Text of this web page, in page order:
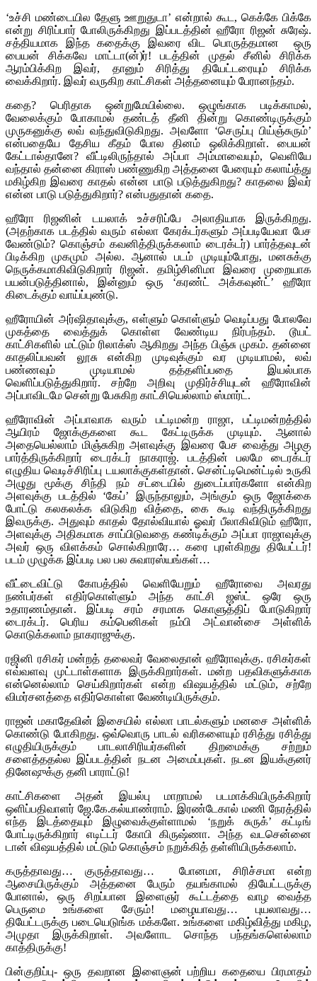
‘உச்சி மண்டையில தேளு ஊறுதுடா’ என்றால் கூட, கெக்கே பிக்கே
என்று சிரிப்பார் போலிருக்கிறது இப்படத்தின் ஹீரோ ரிஜன் சுரேஷ்.
சத்தியமாக இந்த கதைக்கு இவரை விட பொருத்தமான ஒரு
பையன் சிக்கவே மாட்டா(ன்)ர்! படத்தின் முதல் சீனில் சிரிக்க
ஆரம்பிக்கிற இவர், தானும் சிரித்து தியேட்டரையும் சிரிக்க
வைக்கிறார். இவர் வருகிற காட்சிகள் அத்தனையும் பேரானந்தம்.
கதை? பெரிதாக ஒன்றுமேயில்லை. ஒழுங்காக படிக்காமல்,
வேலைக்கும் போகாமல் தண்டத் தீனி தின்று கொண்டிருக்கும்
முருகனுக்கு லவ் வந்துவிடுகிறது. அவளோ ‘செருப்பு பிய்ஞ்சுரும்’
என்பதையே தேசிய கீதம் போல தினம் ஒலிக்கிறாள். பையன்
கேட்டால்தானே? வீட்டிலிருந்தால் அப்பா அம்மாவையும், வெளியே
வந்தால் தன்னை கிராஸ் பண்ணுகிற அத்தனை பேரையும் கலாய்த்து
மகிழ்கிற இவரை காதல் என்ன பாடு படுத்துகிறது? காதலை இவர்
என்ன பாடு படுத்துகிறார்? என்பதுதான் கதை.
ஹீரோ ரிஜனின் டயலாக் உச்சரிப்பே அலாதியாக இருக்கிறது.
(அதற்காக படத்தில் வரும் எல்லா கேரக்டர்களும் அப்படியேவா பேச
வேண்டும்? கொஞ்சம் கவனித்திருக்கலாம் டைரக்டர்) பார்த்தவுடன்
பிடிக்கிற முகமும் அல்ல. ஆனால் படம் முடியும்போது, மனசுக்கு
நெருக்கமாகிவிடுகிறார் ரிஜன். தமிழ்சினிமா இவரை முறையாக
பயன்படுத்தினால், இன்னும் ஒரு ‘கரண்ட் அக்கவுன்ட்’ ஹீரோ
கிடைக்கும் வாய்ப்புண்டு.
ஹீரோயின் அர்ஷிதாவுக்கு, எள்ளும் கொள்ளும் வெடிப்பது போலவே
முகத்தை வைத்துக் கொள்ள வேண்டிய நிர்பந்தம். டூயட்
காட்சிகளில் மட்டும் ரிலாக்ஸ் ஆகிறது அந்த பிஞ்சு முகம். தன்னை
காதலிப்பவன் லூசு என்கிற முடிவுக்கும் வர முடியாமல், லவ்
பண்ணவும் முடியாமல் தத்தளிப்பதை இயல்பாக
வெளிப்படுத்துகிறார். சற்றே அறிவு முதிர்ச்சியுடன் ஹீரோவின்
அப்பாவிடமே சென்று பேசுகிற காட்சியெல்லாம் ஸ்மார்ட்.
ஹீரோவின் அப்பாவாக வரும் பட்டிமன்ற ராஜா, பட்டிமன்றத்தில்
ஆயிரம் ஜோக்குகளை கூட கேட்டிருக்க முடியும். ஆனால்
அதையெல்லாம் மிஞ்சுகிற அளவுக்கு இவரை பேச வைத்து அழகு
பார்த்திருக்கிறார் டைரக்டர் நாகராஜ். படத்தின் பலமே டைரக்டர்
எழுதிய வெடிச்சிரிப்பு டயலாக்குகள்தான். சென்ட்டிமென்ட்டில் உருகி
அழுது மூக்கு சிந்தி நம் சட்டையில் துடைப்பார்களோ என்கிற
அளவுக்கு படத்தில் ‘கேப்’ இருந்தாலும், அங்கும் ஒரு ஜோக்கை
போட்டு கலகலக்க விடுகிற வித்தை, கை கூடி வந்திருக்கிறது
இவருக்கு. அதுவும் காதல் தோல்வியால் ஓவர் பீலாகிவிடும் ஹீரோ,
அளவுக்கு அதிகமாக சாப்பிடுவதை கண்டிக்கும் அப்பா ராஜாவுக்கு
அவர் ஒரு விளக்கம் சொல்கிறாரே… கரை புரள்கிறது தியேட்டர்!
படம் முழுக்க இப்படி பல பல சுவாரஸ்யங்கள்…
வீட்டைவிட்டு கோபத்தில் வெளியேறும் ஹீரோவை அவரது
நண்பர்கள் எதிர்கொள்ளும் அந்த காட்சி ஜஸ்ட் ஒரே ஒரு
உதாரணம்தான். இப்படி சரம் சரமாக கொளுத்திப் போடுகிறார்
டைரக்டர். பெரிய கம்பெனிகள் நம்பி அட்வான்சை அள்ளிக்
கொடுக்கலாம் நாகராஜுக்கு.
ரஜினி ரசிகர் மன்றத் தலைவர் வேலைதான் ஹீரோவுக்கு. ரசிகர்கள்
எவ்வளவு முட்டாள்களாக இருக்கிறார்கள். மன்ற பதவிகளுக்காக
என்னெல்லாம் செய்கிறார்கள் என்ற விஷயத்தில் மட்டும், சற்றே
விமர்சனத்தை எதிர்கொள்ள வேண்டியிருக்கும்.
ராஜன் மகாதேவின் இசையில் எல்லா பாடல்களும் மனசை அள்ளிக்
கொண்டு போகிறது. ஒவ்வொரு பாடல் வரிகளையும் ரசித்து ரசித்து
எழுதியிருக்கும் பாடலாசிரியர்களின் திறமைக்கு சற்றும்
சளைத்ததல்ல இப்படத்தின் நடன அமைப்புகள். நடன இயக்குனர்
தினேஷுக்கு தனி பாராட்டு!
காட்சிகளை அதன் இயல்பு மாறாமல் படமாக்கியிருக்கிறார்
ஒளிப்பதிவாளர் ஜே.கே.கல்யாண்ராம். இரண்டேகால் மணி நேரத்தில்
எந்த இடத்தையும் இழுவைக்குள்ளாமல் ‘நறுக் சுருக்’ கட்டிங்
போட்டிருக்கிறார் எடிட்டர் கோபி கிருஷ்ணா. அந்த வடசென்னை
டான் விஷயத்தில் மட்டும் கொஞ்சம் நறுக்கித் தள்ளியிருக்கலாம்.
கருத்தாவது… குருத்தாவது… போனமா, சிரிச்சமா என்ற
ஆசையிருக்கும் அத்தனை பேரும் தயங்காமல் தியேட்டருக்கு
போனால், ஒரு சிறப்பான இளைஞர் கூட்டத்தை வாழ வைத்த
பெருமை உங்களை சேரும்! மழையாவது… புயலாவது…
தியேட்டருக்கு படையெடுங்க மக்களே. உங்களை மகிழ்வித்து மகிழ,
அமுதா இருக்கிறாள். அவளோட சொந்த பந்தங்களெல்லாம்
காத்திருக்கு!
பின்குறிப்பு- ஒரு தவறான இளைஞன் பற்றிய கதையை பிரமாதம்